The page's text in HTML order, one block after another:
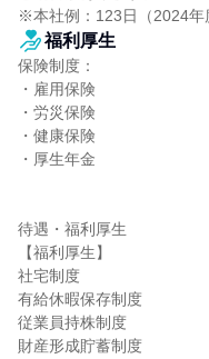
※本社例：123日（2024年
福利厚生
保険制度：
・雇用保険
・労災保険
・健康保険
・厚生年金
待遇・福利厚生
【福利厚生】
社宅制度
有給休暇保存制度
従業員持株制度
財産形成貯蓄制度